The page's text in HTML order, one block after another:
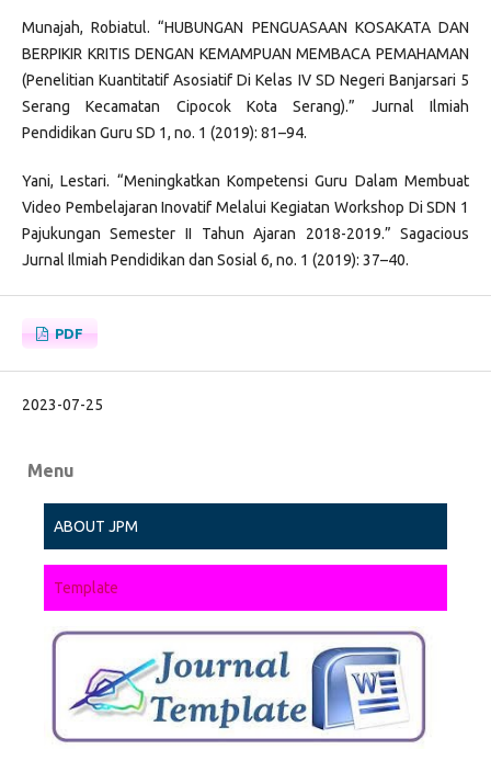
Munajah, Robiatul. “HUBUNGAN PENGUASAAN KOSAKATA DAN
BERPIKIR KRITIS DENGAN KEMAMPUAN MEMBACA PEMAHAMAN
(Penelitian Kuantitatif Asosiatif Di Kelas IV SD Negeri Banjarsari 5
Serang Kecamatan Cipocok Kota Serang).” Jurnal Ilmiah
Pendidikan Guru SD 1, no. 1 (2019): 81–94.
Yani, Lestari. “Meningkatkan Kompetensi Guru Dalam Membuat
Video Pembelajaran Inovatif Melalui Kegiatan Workshop Di SDN 1
Pajukungan Semester II Tahun Ajaran 2018-2019.” Sagacious
Jurnal Ilmiah Pendidikan dan Sosial 6, no. 1 (2019): 37–40.
PDF
2023-07-25
Menu
ABOUT JPM
Template